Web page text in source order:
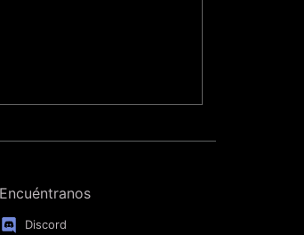
Encuéntranos
Discord